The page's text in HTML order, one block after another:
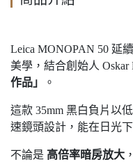
Leica MONOPAN 50 延
美學，結合創始人
作品」
。
這款 35mm 黑白負片以
速鏡頭設計，能在日光
不論是 高倍率暗房放大